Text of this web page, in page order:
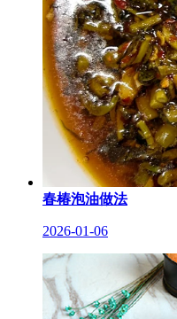
春椿泡油做法
2026-01-06